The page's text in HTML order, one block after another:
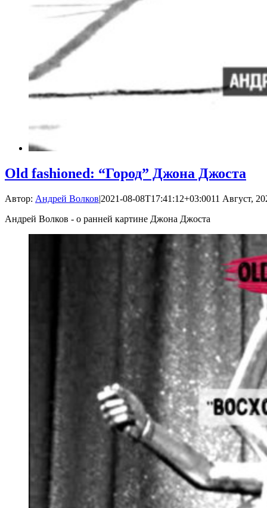
Old fashioned: “Город” Джона Джоста
Автор: Андрей Волков|2021-08-08T17:41:12+03:0011 Август,
Андрей Волков - о ранней картине Джона Джоста